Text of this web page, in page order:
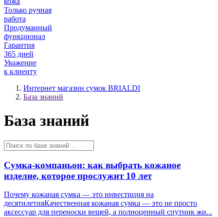
Только ручная
работа
Продуманный
функционал
Гарантия
365 дней
Уважение
к клиенту
Интернет магазин сумок BRIALDI
База знаний
База знаний
Сумка-компаньон: как выбрать кожаное
изделие, которое прослужит 10 лет
Почему кожаная сумка — это инвестиция на
десятилетияКачественная кожаная сумка — это не просто
аксессуар для переноски вещей, а полноценный спутник жи...